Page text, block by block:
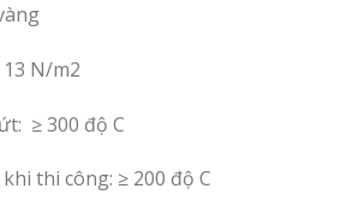
N/m2
≥ 300 độ C
thi công: ≥ 200 độ C